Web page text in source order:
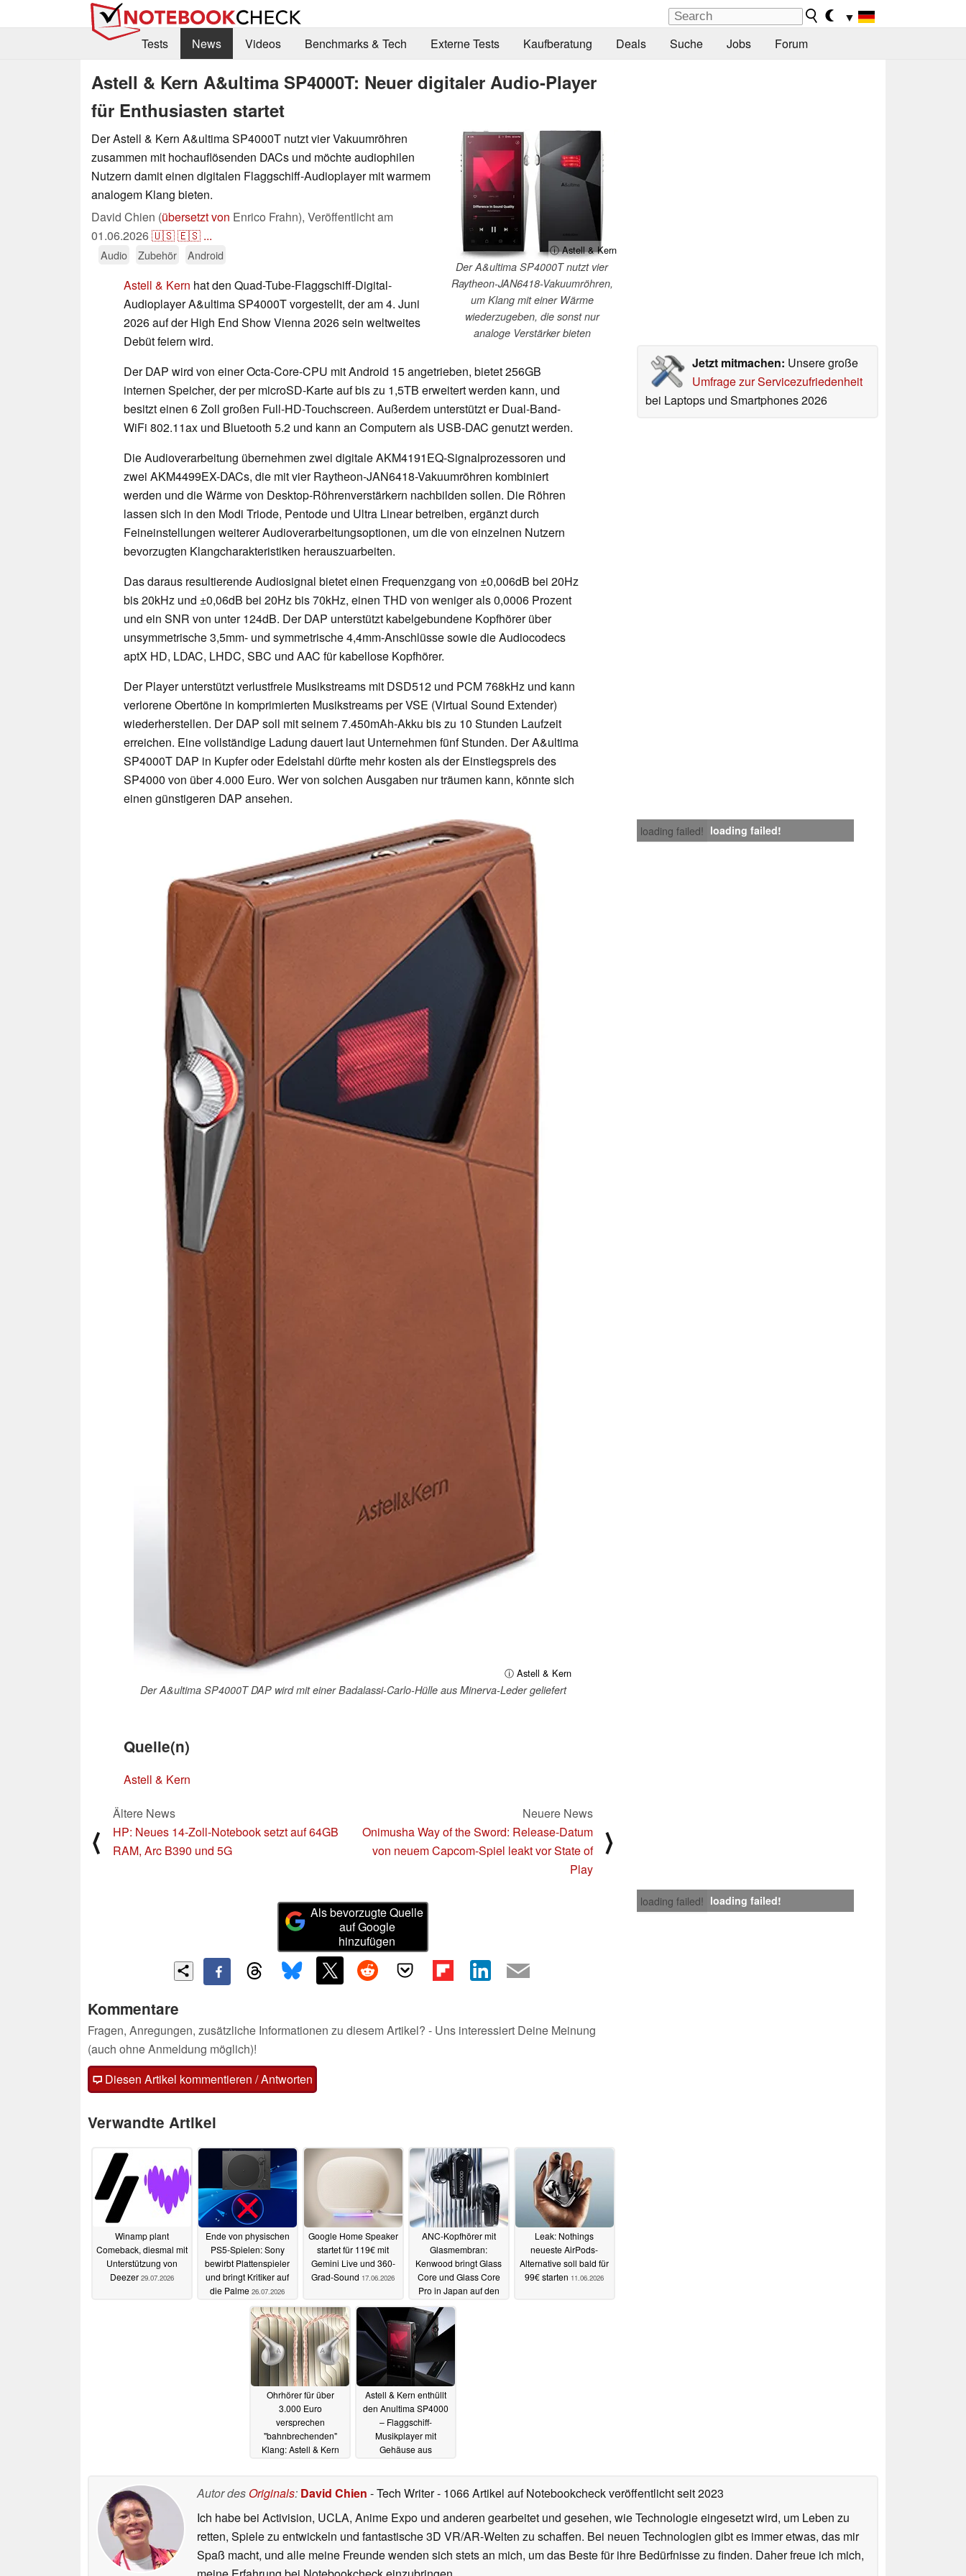
▼
Tests
News Videos Benchmarks & Tech Externe Tests Kaufberatung Deals Suche Jobs Forum
Astell & Kern A&ultima SP4000T: Neuer digitaler Audio-Player
für Enthusiasten startet
ⓘ Astell & Kern
Der A&ultima SP4000T nutzt vier
Raytheon-JAN6418-Vakuumröhren,
um Klang mit einer Wärme
wiederzugeben, die sonst nur
analoge Verstärker bieten
Der Astell & Kern A&ultima SP4000T nutzt vier Vakuumröhren
zusammen mit hochauflösenden DACs und möchte audiophilen
Nutzern damit einen digitalen Flaggschiff-Audioplayer mit warmem
analogem Klang bieten.
David Chien (übersetzt von Enrico Frahn), Veröffentlicht am
01.06.2026🇺🇸🇪🇸 ...
Audio Zubehör Android
Jetzt mitmachen: Unsere große
Umfrage zur Servicezufriedenheit
bei Laptops und Smartphones 2026
Astell & Kern hat den Quad-Tube-Flaggschiff-Digital-
Audioplayer A&ultima SP4000T vorgestellt, der am 4. Juni
2026 auf der High End Show Vienna 2026 sein weltweites
Debüt feiern wird.
Der DAP wird von einer Octa-Core-CPU mit Android 15 angetrieben, bietet 256GB
internen Speicher, der per microSD-Karte auf bis zu 1,5TB erweitert werden kann, und
besitzt einen 6 Zoll großen Full-HD-Touchscreen. Außerdem unterstützt er Dual-Band-
WiFi 802.11ax und Bluetooth 5.2 und kann an Computern als USB-DAC genutzt werden.
Die Audioverarbeitung übernehmen zwei digitale AKM4191EQ-Signalprozessoren und
zwei AKM4499EX-DACs, die mit vier Raytheon-JAN6418-Vakuumröhren kombiniert
werden und die Wärme von Desktop-Röhrenverstärkern nachbilden sollen. Die Röhren
lassen sich in den Modi Triode, Pentode und Ultra Linear betreiben, ergänzt durch
Feineinstellungen weiterer Audioverarbeitungsoptionen, um die von einzelnen Nutzern
bevorzugten Klangcharakteristiken herauszuarbeiten.
Das daraus resultierende Audiosignal bietet einen Frequenzgang von ±0,006dB bei 20Hz
bis 20kHz und ±0,06dB bei 20Hz bis 70kHz, einen THD von weniger als 0,0006 Prozent
und ein SNR von unter 124dB. Der DAP unterstützt kabelgebundene Kopfhörer über
unsymmetrische 3,5mm- und symmetrische 4,4mm-Anschlüsse sowie die Audiocodecs
aptX HD, LDAC, LHDC, SBC und AAC für kabellose Kopfhörer.
Der Player unterstützt verlustfreie Musikstreams mit DSD512 und PCM 768kHz und kann
verlorene Obertöne in komprimierten Musikstreams per VSE (Virtual Sound Extender)
wiederherstellen. Der DAP soll mit seinem 7.450mAh-Akku bis zu 10 Stunden Laufzeit
erreichen. Eine vollständige Ladung dauert laut Unternehmen fünf Stunden. Der A&ultima
SP4000T DAP in Kupfer oder Edelstahl dürfte mehr kosten als der Einstiegspreis des
SP4000 von über 4.000 Euro. Wer von solchen Ausgaben nur träumen kann, könnte sich
einen günstigeren DAP ansehen.
loading failed! loading failed!
ⓘ Astell & Kern
Der A&ultima SP4000T DAP wird mit einer Badalassi-Carlo-Hülle aus Minerva-Leder geliefert
Quelle(n)
Astell & Kern
⟨
Ältere News
HP: Neues 14-Zoll-Notebook setzt auf 64GB
RAM, Arc B390 und 5G
Neuere News
Onimusha Way of the Sword: Release-Datum
von neuem Capcom-Spiel leakt vor State of
Play
⟩
loading failed! loading failed!
Als bevorzugte Quelle
auf Google
hinzufügen
Kommentare
Fragen, Anregungen, zusätzliche Informationen zu diesem Artikel? - Uns interessiert Deine Meinung
(auch ohne Anmeldung möglich)!
Diesen Artikel kommentieren / Antworten
Verwandte Artikel
Winamp plant
Comeback, diesmal mit
Unterstützung von
Deezer 29.07.2026
Ende von physischen
PS5-Spielen: Sony
bewirbt Plattenspieler
und bringt Kritiker auf
die Palme 26.07.2026
Google Home Speaker
startet für 119€ mit
Gemini Live und 360-
Grad-Sound 17.06.2026
ANC-Kopfhörer mit
Glasmembran:
Kenwood bringt Glass
Core und Glass Core
Pro in Japan auf den
Markt
Leak: Nothings
neueste AirPods-
Alternative soll bald für
99€ starten 11.06.2026
Ohrhörer für über
3.000 Euro
versprechen
"bahnbrechenden"
Klang: Astell & Kern
Astell & Kern enthüllt
den Anultima SP4000
– Flaggschiff-
Musikplayer mit
Gehäuse aus
Autor des Originals: David Chien - Tech Writer- 1066 Artikel auf Notebookcheck veröffentlichtseit 2023
Ich habe bei Activision, UCLA, Anime Expo und anderen gearbeitet und gesehen, wie Technologie eingesetzt wird, um Leben zu
retten, Spiele zu entwickeln und fantastische 3D VR/AR-Welten zu schaffen. Bei neuen Technologien gibt es immer etwas, das mir
Spaß macht, und alle meine Freunde wenden sich stets an mich, um das Beste für ihre Bedürfnisse zu finden. Daher freue ich mich,